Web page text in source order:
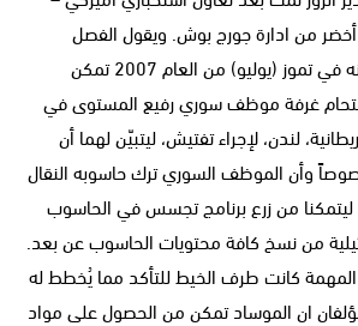
من ادارة جورج بوش. ويقول الفصل
المنشور في الصحيفة أنه في تموز (يوليو) من العام 2007 تمكن
غرفة موظف سوري رفيع المستوى في
لندن، لإجراء تفتيش، ليتبيّن لهما أن
وأن الموظف السوري ترك حاسوبه النقال
من زرع برنامج تجسس في الحاسوب
من نسخ كافة محتويات الحاسوب عن بعد.
كانت طرف الخيط للتأكد مما يُخطط له
ان الموساد تمكن من الحصول على مواد